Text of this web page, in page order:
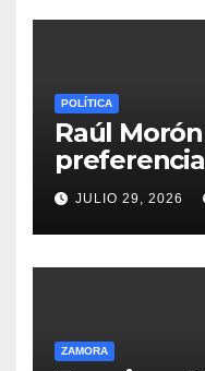
POLÍTICA
Raúl
perfila
de
JULIO 29, 2026
ZAMORA